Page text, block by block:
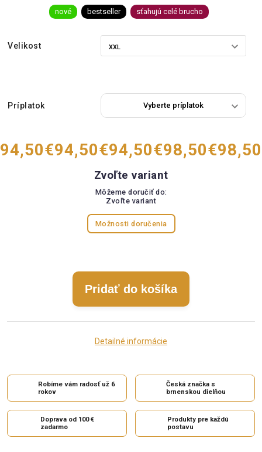
nové bestseller sťahujú celé brucho
Velikost
Príplatok
€94,50€94,50€98,50€98,50
Zvoľte variant
Môžeme doručiť do:
Zvoľte variant
Možnosti doručenia
Pridať do košíka
Detailné informácie
Robíme vám radosť už 6
rokov
Česká značka s
brnenskou dielňou
Doprava od 100 €
zadarmo
Produkty pre každú
postavu